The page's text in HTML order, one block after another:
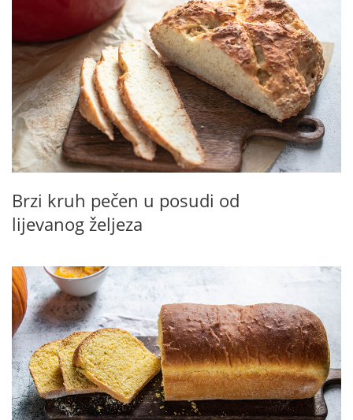
Brzi kruh pečen u posudi od
lijevanog željeza